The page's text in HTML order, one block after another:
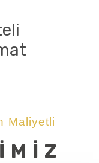
Maliyetli